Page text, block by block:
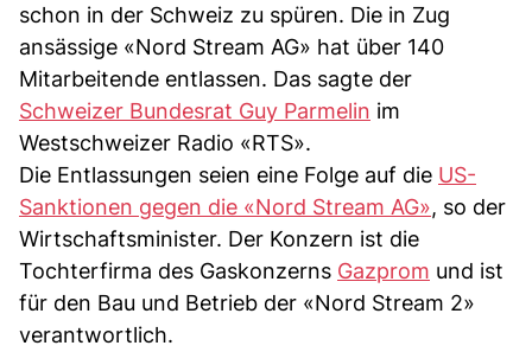
schon in der Schweiz zu spüren. Die in Zug
ansässige «Nord Stream AG» hat über 140
Mitarbeitende entlassen. Das sagte der
Schweizer Bundesrat Guy Parmelin im
Westschweizer Radio «RTS».
Die Entlassungen seien eine Folge auf die US-
Sanktionen gegen die «Nord Stream AG», so der
Wirtschaftsminister. Der Konzern ist die
Tochterfirma des Gaskonzerns Gazprom und ist
für den Bau und Betrieb der «Nord Stream 2»
verantwortlich.